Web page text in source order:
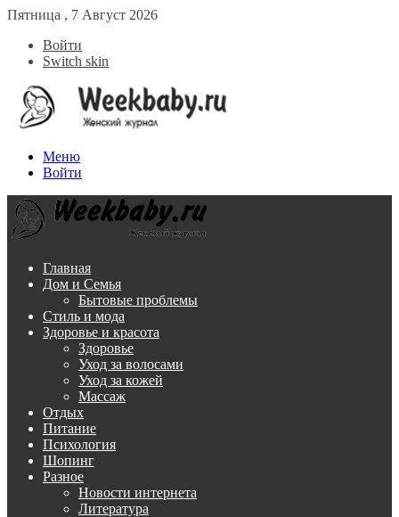
Пятница , 7 Август 2026
Войти
Switch skin
Меню
Войти
Главная
Дом и Семья
Бытовые проблемы
Стиль и мода
Здоровье и красота
Здоровье
Уход за волосами
Уход за кожей
Массаж
Отдых
Питание
Психология
Шопинг
Разное
Новости интернета
Литература